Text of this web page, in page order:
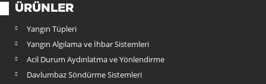
ÜRÜNLER
Yangın Tüpleri
Yangın Algılama ve İhbar Sistemleri
Acil Durum Aydınlatma ve Yönlendirme
Davlumbaz Söndürme Sistemleri